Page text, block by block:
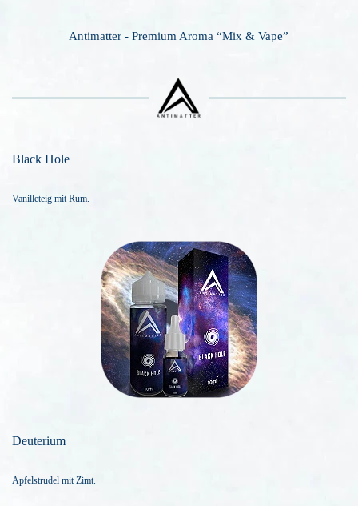
Antimatter - Premium Aroma “Mix & Vape”
Black Hole
Vanilleteig mit Rum.
Deuterium
Apfelstrudel mit Zimt.